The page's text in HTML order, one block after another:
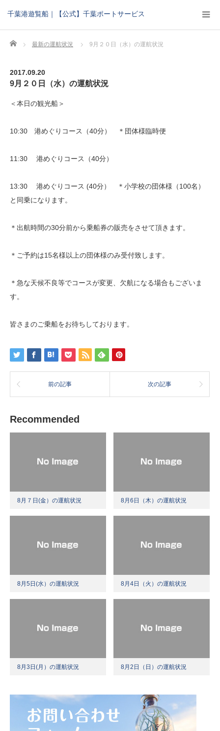
千葉港遊覧船｜【公式】千葉ポートサービス
Home 最新の運航状況 9月２０日（水）の運航状況
2017.09.20
9月２０日（水）の運航状況
＜本日の観光船＞
10:30 港めぐりコース（40分） ＊団体様臨時便
11:30 港めぐりコース（40分）
13:30 港めぐりコース (40分） ＊小学校の団体様（100名）
と同乗になります。
＊出航時間の30分前から乗船券の販売をさせて頂きます。
＊ご予約は15名様以上の団体様のみ受付致します。
＊急な天候不良等でコースが変更、欠航になる場合もございま
す。
皆さまのご乗船をお待ちしております。
前の記事 次の記事
Recommended
8月７日(金）の運航状況 8月6日（木）の運航状況
8月5日(水）の運航状況 8月4日（火）の運航状況
8月3日(月）の運航状況 8月2日（日）の運航状況